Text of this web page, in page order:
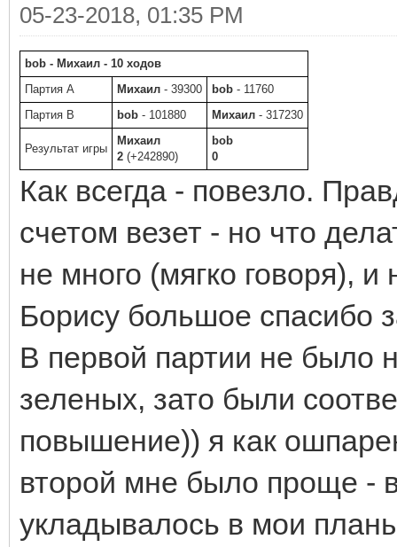
05-23-2018, 01:35 PM
bob - Михаил - 10 ходов
Партия A
Михаил - 39300 bob - 11760
Партия B
bob - 101880 Михаил - 317230
Результат игры
Михаил
2 (+242890)
bob
0
Как всегда - повезло.
счетом везет - но что
не много (мягко говоря),
Борису большое спасибо
В первой партии не было
зеленых, зато были
повышение)) я как
второй мне было проще -
укладывалось в мои